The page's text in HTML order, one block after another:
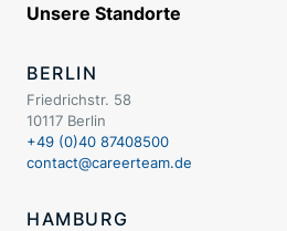
Unsere Standorte
BERLIN
Friedrichstr. 58
10117 Berlin
+49 (0)40 87408500
contact@careerteam.de
HAMBURG